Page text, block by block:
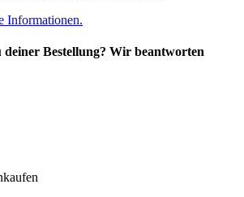
Informationen.
deiner Bestellung? Wir beantworten